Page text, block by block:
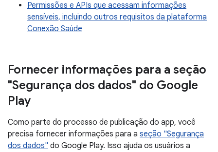
Permissões e APIs que acessam informações
sensíveis, incluindo outros requisitos da plataforma
Conexão Saúde
Fornecer informações para a seção
"Segurança dos dados" do Google
Play
Como parte do processo de publicação do app, você
precisa fornecer informações para a seção "Segurança
dos dados" do Google Play. Isso ajuda os usuários a